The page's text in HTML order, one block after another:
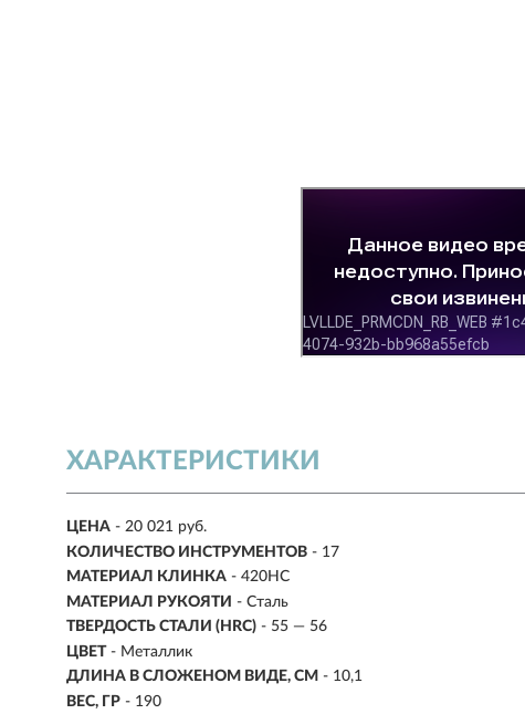
ХАРАКТЕРИСТИКИ
ЦЕНА - 20 021 руб.
КОЛИЧЕСТВО ИНСТРУМЕНТОВ - 17
МАТЕРИАЛ КЛИНКА - 420HC
МАТЕРИАЛ РУКОЯТИ - Сталь
ТВЕРДОСТЬ СТАЛИ (HRC) - 55 — 56
ЦВЕТ - Металлик
ДЛИНА В СЛОЖЕНОМ ВИДЕ, СМ - 10,1
ВЕС, ГР - 190